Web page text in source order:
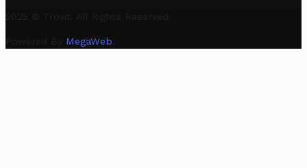
2025 © Trovit. All Rights Reserved.
Powered By MegaWeb